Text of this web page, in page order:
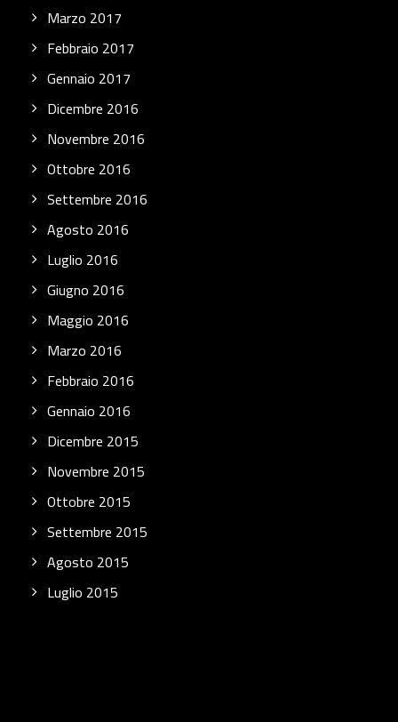
Marzo 2017
Febbraio 2017
Gennaio 2017
Dicembre 2016
Novembre 2016
Ottobre 2016
Settembre 2016
Agosto 2016
Luglio 2016
Giugno 2016
Maggio 2016
Marzo 2016
Febbraio 2016
Gennaio 2016
Dicembre 2015
Novembre 2015
Ottobre 2015
Settembre 2015
Agosto 2015
Luglio 2015